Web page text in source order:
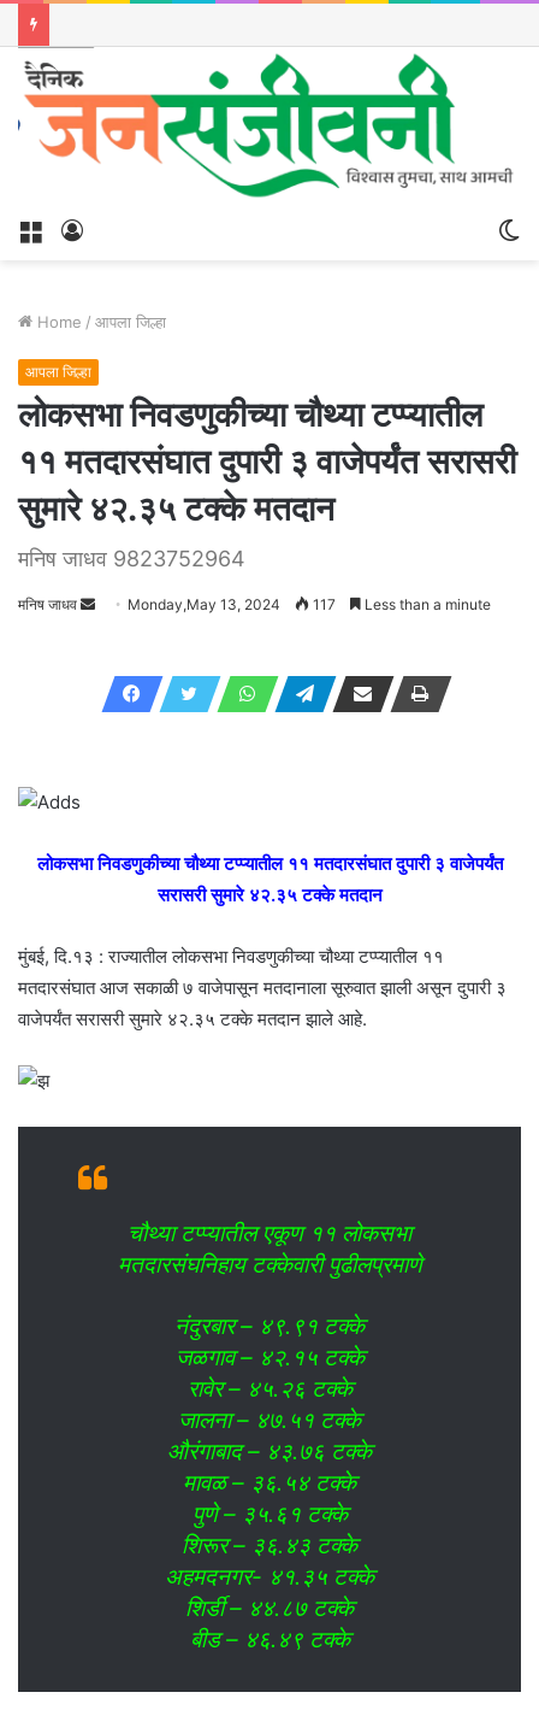
Menu
Home / आपला जिल्हा
आपला जिल्हा
लोकसभा निवडणुकीच्या चौथ्या टप्प्यातील
११ मतदारसंघात दुपारी ३ वाजेपर्यंत सरासरी
सुमारे ४२.३५ टक्के मतदान
मनिष जाधव 9823752964
मनिष जाधव
SendMonday,May 13, 2024 117 Less than a minute
लोकसभा निवडणुकीच्या चौथ्या टप्प्यातील ११ मतदारसंघात दुपारी ३ वाजेपर्यंत
सरासरी सुमारे ४२.३५ टक्के मतदान
मुंबई, दि.१३ : राज्यातील लोकसभा निवडणुकीच्या चौथ्या टप्प्यातील ११
मतदारसंघात आज सकाळी ७ वाजेपासून मतदानाला सूरुवात झाली असून दुपारी ३
वाजेपर्यंत सरासरी सुमारे ४२.३५ टक्के मतदान झाले आहे.
चौथ्या टप्प्यातील एकूण ११ लोकसभा
मतदारसंघनिहाय टक्केवारी पुढीलप्रमाणे
नंदुरबार – ४९.९१ टक्के
जळगाव – ४२.१५ टक्के
रावेर – ४५.२६ टक्के
जालना – ४७.५१ टक्के
औरंगाबाद – ४३.७६ टक्के
मावळ – ३६.५४ टक्के
पुणे – ३५.६१ टक्के
शिरूर – ३६.४३ टक्के
अहमदनगर- ४१.३५ टक्के
शिर्डी – ४४.८७ टक्के
बीड – ४६.४९ टक्के